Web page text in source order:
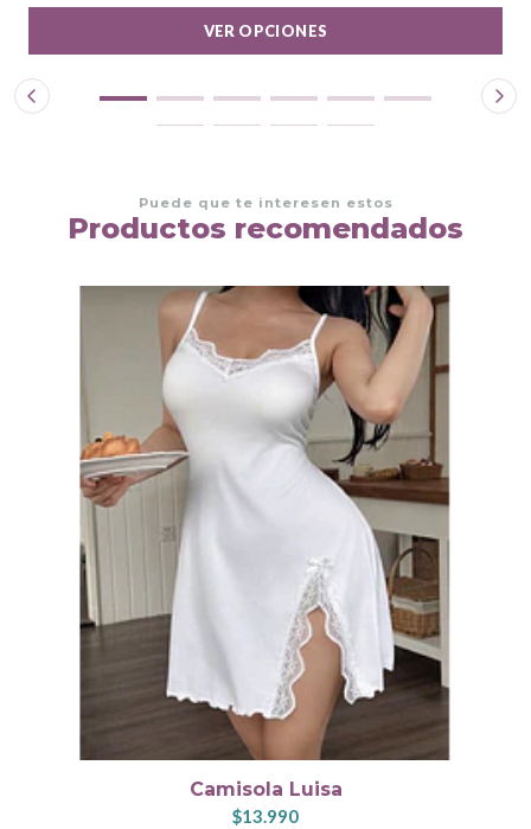
VER OPCIONES
Puede que te interesen estos
Productos recomendados
Camisola Luisa
$13.990